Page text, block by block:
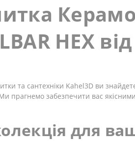
HEX
та сантехніки Kahel3D ви
прагнемо забезпечити вас
для